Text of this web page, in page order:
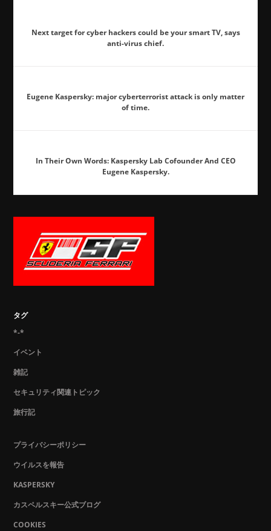
Next target for cyber hackers could be your smart TV, says
anti-virus chief.
Eugene Kaspersky: major cyberterrorist attack is only matter
of time.
In Their Own Words: Kaspersky Lab Cofounder And CEO
Eugene Kaspersky.
タグ
*-*
イベント
雑記
セキュリティ関連トピック
旅行記
プライバシーポリシー
ウイルスを報告
KASPERSKY
カスペルスキー公式ブログ
COOKIES